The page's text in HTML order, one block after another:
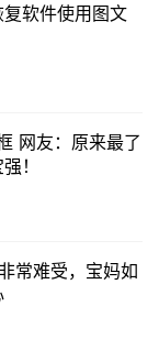
软件使用图文
网友：原来最了
！
常难受，宝妈如